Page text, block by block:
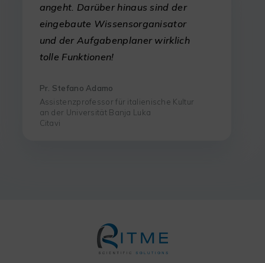
angeht. Darüber hinaus sind der
eingebaute Wissensorganisator
und der Aufgabenplaner wirklich
tolle Funktionen!
Pr. Stefano Adamo
Assistenzprofessor für italienische Kultur
an der Universität Banja Luka
Citavi